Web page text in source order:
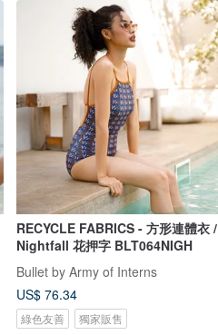
RECYCLE FABRICS - 方形連體衣 /
Nightfall 花押字 BLT064NIGH
Bullet by Army of Interns
US$ 76.34
綠色友善 獨家販售